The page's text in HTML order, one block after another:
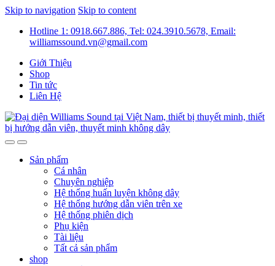
Skip to navigation Skip to content
Hotline 1: 0918.667.886, Tel: 024.3910.5678, Email:
williamssound.vn@gmail.com
Giới Thiệu
Shop
Tin tức
Liên Hệ
Sản phẩm
Cá nhân
Chuyên nghiệp
Hệ thống huấn luyện không dây
Hệ thống hướng dẫn viên trên xe
Hệ thống phiên dịch
Phụ kiện
Tài liệu
Tất cả sản phẩm
shop